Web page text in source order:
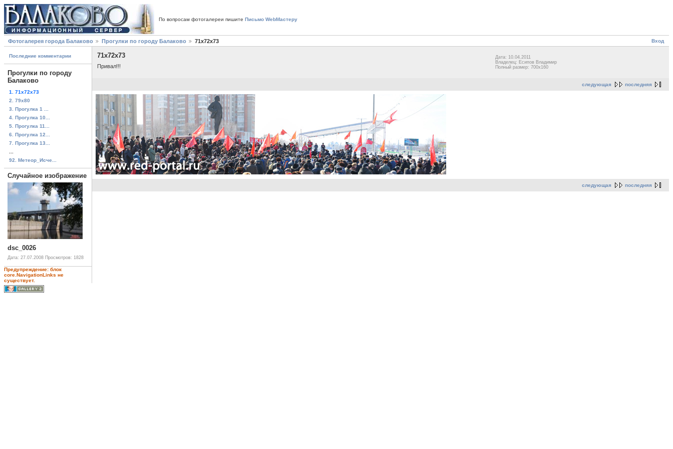
По вопросам фотогалереи пишите Письмо WebМастеру
Вход
Фотогалерея города Балаково Прогулки по городу Балаково 71x72x73
Последние комментарии
Прогулки по городу
Балаково
1. 71x72x73
2. 79x80
3. Прогулка 1 ...
4. Прогулка 10...
5. Прогулка 11...
6. Прогулка 12...
7. Прогулка 13...
92. Метеор_Исче...
Случайное изображение
dsc_0026
Дата: 27.07.2008 Просмотров: 1828
Предупреждение: блок
core.NavigationLinks не
существует.
71x72x73
Привал!!!
Дата: 10.04.2011
Владелец: Есипов Владимир
Полный размер: 700x160
следующая последняя
следующая последняя